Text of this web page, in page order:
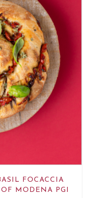
FOCACCIA
MODENA PGI